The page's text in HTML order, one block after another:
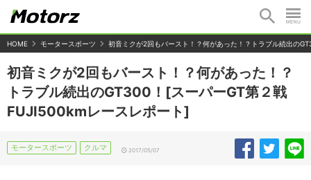
HOME モータースポーツ 初音ミクが2回もバースト！？何があった！？トラブル続出の
初音ミクが2回もバースト！？何があった！？
トラブル続出のGT300！[スーパーGT第２戦
FUJI500kmレースレポート]
モータースポーツ クルマ 2017/05/07